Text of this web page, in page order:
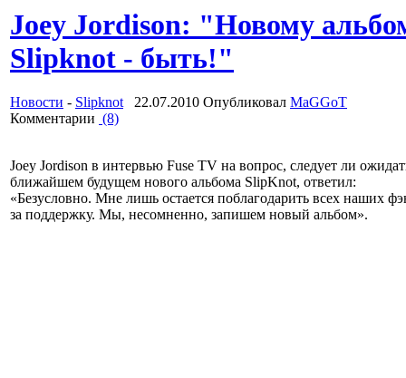
Joey Jordison: "Новому
Slipknot - быть!"
Новости - Slipknot 22.07.2010 Опубликовал MaGGoT
Комментарии (8)
Joey Jordison в интервью Fuse TV на вопрос, следует ли
ближайшем будущем нового альбома SlipKnot, ответил:
«Безусловно. Мне лишь остается поблагодарить всех наших
за поддержку. Мы, несомненно, запишем новый альбом».